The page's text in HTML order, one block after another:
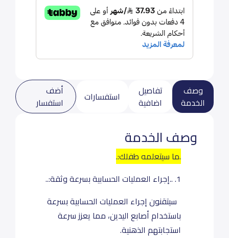
وصف
الخدمة
تفاصيل
اضافية
استفسارات
أضف
استفسار
وصف الخدمة
.ما سيتعلمه طفلك:.
1. ..إجراء العمليات الحسابية بسرعة وثقة:..
سيتقنون إجراء العمليات الحسابية بسرعة
باستخدام أصابع اليدين، مما يعزز سرعة
استجابتهم الذهنية.